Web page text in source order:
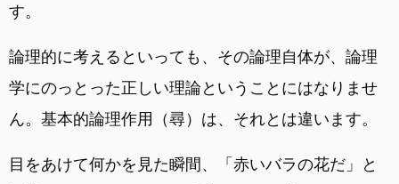
す。
論理的に考えるといっても、その論理自体が、論理
学にのっとった正しい理論ということにはなりませ
ん。基本的論理作用（尋）は、それとは違います。
目をあけて何かを見た瞬間、「赤いバラの花だ」と